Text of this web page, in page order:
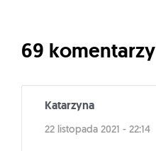
69 komentarzy
Katarzyna
22 listopada 2021 - 22:14